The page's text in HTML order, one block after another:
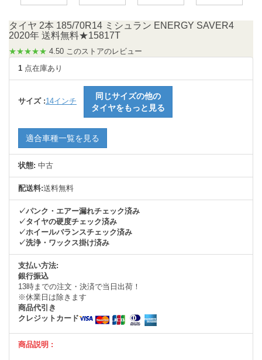
タイヤ 2本 185/70R14 ミシュラン ENERGY SAVER4
2020年 送料無料★15817T
★★★★★ 4.50 このストアのレビュー
1 点在庫あり
サイズ :14インチ
同じサイズの他の
タイヤをもっと見る
適合車種一覧を見る
状態: 中古
配送料:送料無料
✓パンク・エアー漏れチェック済み
✓タイヤの硬度チェック済み
✓ホイールバランスチェック済み
✓洗浄・ワックス掛け済み
支払い方法:
銀行振込
13時までの注文・決済で当日出荷！
※休業日は除きます
商品代引き
クレジットカード
商品説明 :